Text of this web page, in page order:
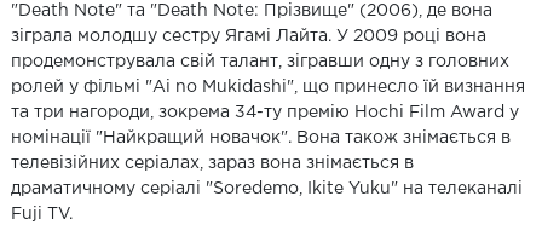
"Death Note" та "Death Note: Прізвище" (2006), де вона
зіграла молодшу сестру Ягамі Лайта. У 2009 році вона
продемонструвала свій талант, зігравши одну з головних
ролей у фільмі "Ai no Mukidashi", що принесло їй визнання
та три нагороди, зокрема 34-ту премію Hochi Film Award у
номінації "Найкращий новачок". Вона також знімається в
телевізійних серіалах, зараз вона знімається в
драматичному серіалі "Soredemo, Ikite Yuku" на телеканалі
Fuji TV.